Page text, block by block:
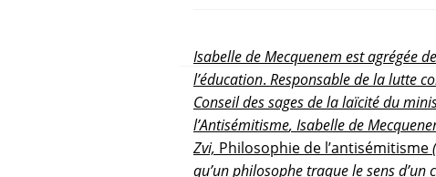
Isabelle de Mecquenem est agrégée
l’éducation. Responsable de la lutte
Conseil des sages de la laïcité du
l’Antisémitisme, Isabelle de
Zvi, Philosophie de l’antisémitisme
qu’un philosophe traque le sens